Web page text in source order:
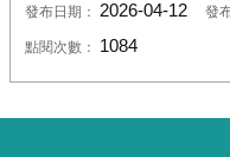
發布日期： 2026-04-12 發
點閱次數： 1084